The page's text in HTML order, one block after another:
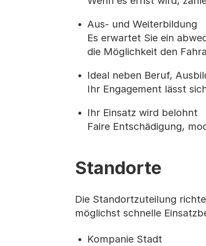
Aus- und Weiterbildung
Es erwartet Sie ein
die Möglichkeit den
Ideal neben Beruf,
Ihr Engagement lässt
Ihr Einsatz wird belohnt
Faire Entschädigung,
Standorte
Die Standortzuteilung
möglichst schnelle
Kompanie Stadt